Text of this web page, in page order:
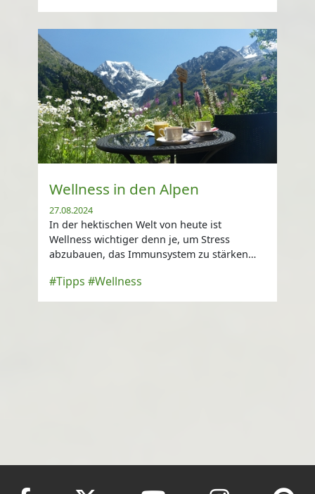
Wellness in den Alpen
27.08.2024
In der hektischen Welt von heute ist
Wellness wichtiger denn je, um Stress
abzubauen, das Immunsystem zu stärken
hierfür ideale Voraussetzungen.
#Tipps #Wellness